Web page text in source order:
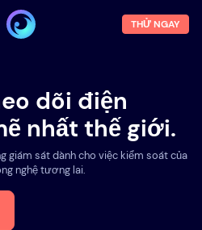
THỬ NGAY
dõi điện
nhất thế giới.
giám sát dành cho việc kiểm soát của
nghệ tương lai.